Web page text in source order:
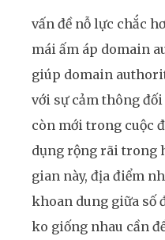
vấn đề nỗ lực chắc
mái ấm áp domain
giúp domain
với sự cảm thông
còn mới trong cuộc
dụng rộng rãi trong
gian này, địa điểm
khoan dung giữa số
ko giống nhau cần